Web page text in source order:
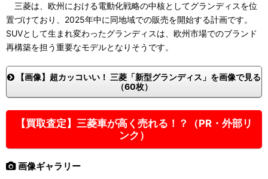
三菱は、欧州における電動化戦略の中核としてグランディスを位
置づけており、2025年中に同地域での販売を開始する計画です。
SUVとして生まれ変わったグランディスは、欧州市場でのブランド
再構築を担う重要なモデルとなりそうです。
【画像】超カッコいい！ 三菱「新型グランディス」を画像で見る
（60枚）
【買取査定】三菱車が高く売れる！？（PR・外部リ
ンク）
画像ギャラリー